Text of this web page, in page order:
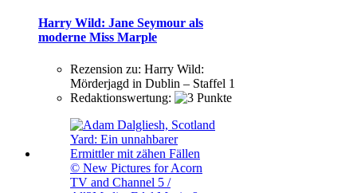
Harry Wild: Jane Seymour als
moderne Miss Marple
Rezension zu: Harry Wild:
Mörderjagd in Dublin – Staffel 1
Redaktionswertung:
© New Pictures for Acorn
TV and Channel 5 /